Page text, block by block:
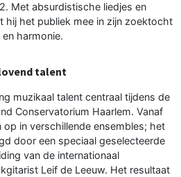
Met absurdistische liedjes en
hij het publiek mee in zijn zoektocht
harmonie.
talent
muzikaal talent centraal tijdens de
Conservatorium Haarlem. Vanaf
in verschillende ensembles; het
door een speciaal geselecteerde
van de internationaal
Leif de Leeuw. Het resultaat